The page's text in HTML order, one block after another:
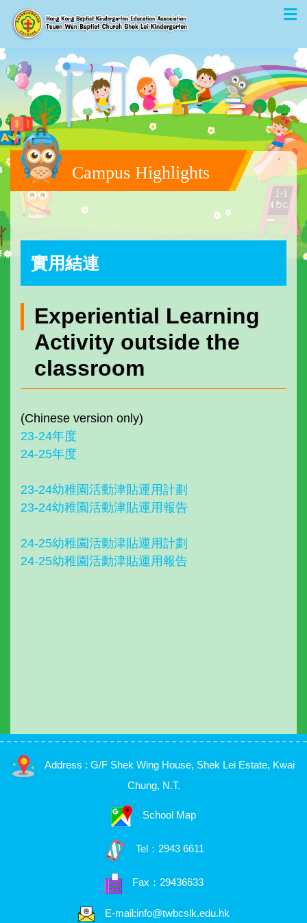
Campus Highlights
實用結連
Experiential Learning
Activity outside the
classroom
(Chinese version only)
23-24年度
24-25年度
23-24幼稚園活動津貼運用計劃
23-24幼稚園活動津貼運用報告
24-25幼稚園活動津貼運用計劃
24-25幼稚園活動津貼運用報告
Address : G/F Shek Wing House, Shek Lei Estate, Kwai
Chung, N.T.
School Map
Tel： 2943 6611
Fax：29436633
E-mail:info@twbcslk.edu.hk